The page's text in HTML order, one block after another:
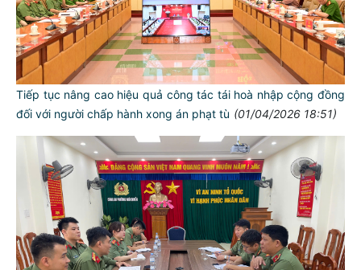
Tiếp tục nâng cao hiệu quả công tác tái hoà nhập cộng đồng
đối với người chấp hành xong án phạt tù (01/04/2026 18:51)